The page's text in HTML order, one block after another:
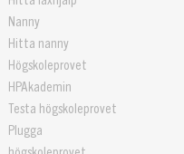
Nanny
Hitta nanny
Högskoleprovet
HPAkademin
Testa högskoleprovet
Plugga